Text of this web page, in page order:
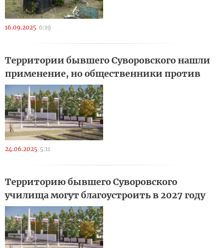
16.09.2025 6:19
Территории бывшего Суворовского нашли
применение, но общественники против
24.06.2025 5:11
Территорию бывшего Суворовского
училища могут благоустроить в 2027 году